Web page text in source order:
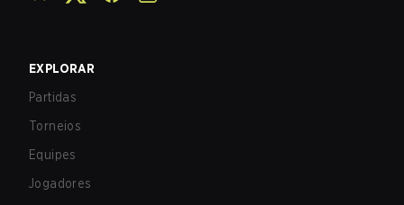
EXPLORAR
Partidas
Torneios
Equipes
Jogadores